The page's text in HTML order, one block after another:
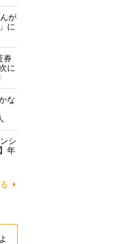
が
に
券
に
な
シ
年